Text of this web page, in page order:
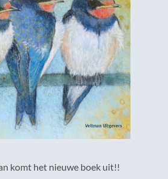
komt het nieuwe boek uit!!